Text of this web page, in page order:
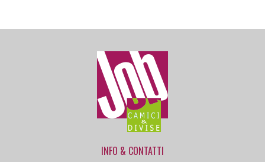
INFO & CONTATTI